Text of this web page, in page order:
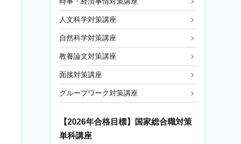
人文科学対策講座
自然科学対策講座
教養論文対策講座
面接対策講座
グループワーク対策講座
【2026年合格目標】国家総合職対策
単科講座